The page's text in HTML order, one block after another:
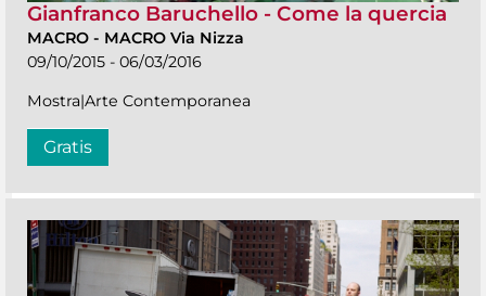
Gianfranco Baruchello - Come la quercia
MACRO - MACRO Via Nizza
09/10/2015 - 06/03/2016
Mostra|Arte Contemporanea
Gratis